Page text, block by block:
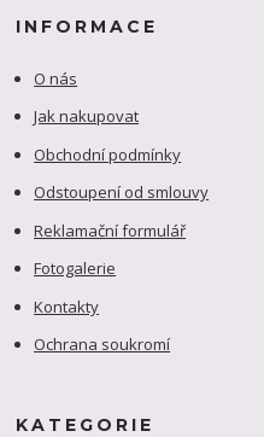
INFORMACE
O nás
Jak nakupovat
Obchodní podmínky
Odstoupení od smlouvy
Reklamační formulář
Fotogalerie
Kontakty
Ochrana soukromí
KATEGORIE